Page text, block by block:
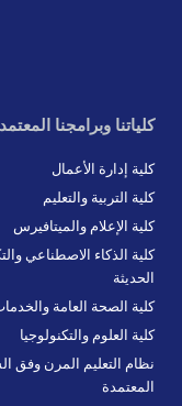
كلياتنا وبرامجنا
كلية إدارة الأعمال
كلية التربية والتعليم
كلية الإعلام والميتافيرس
كلية الذكاء الاصطناعي
الحديثة
كلية الصحة العامة
كلية العلوم والتكنولوجيا
نظام التعليم المرن وفق
المعتمدة